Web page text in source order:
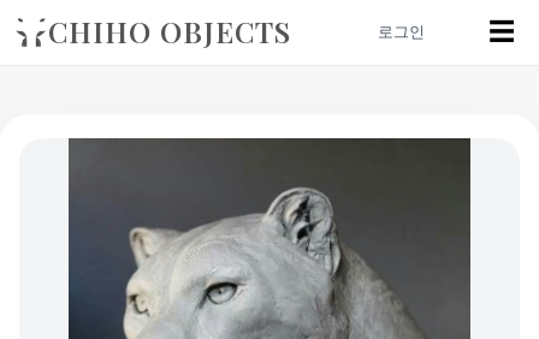
CHIHO OBJECTS 로그인 ☰